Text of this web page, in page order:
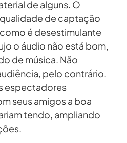
de alguns. O
de captação
é desestimulante
o áudio não está bom,
de música. Não
pelo contrário.
espectadores
seus amigos a boa
tendo, ampliando